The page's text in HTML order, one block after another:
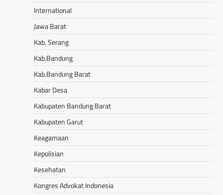
International
Jawa Barat
Kab. Serang
Kab.Bandung
Kab.Bandung Barat
Kabar Desa
Kabupaten Bandung Barat
Kabupaten Garut
Keagamaan
Kepolisian
Kesehatan
Kongres Advokat Indonesia